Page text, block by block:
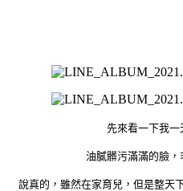
先來看一下我
油膩髒污滿滿的臉
說真的，雖然在家育兒，但是整天